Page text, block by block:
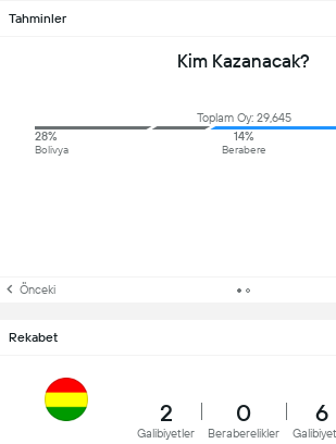
Tahminler
Kim Kazanacak?
Toplam Oy: 29,645
28%
Bolivya
14%
Berabere
Önceki
Rekabet
2
Galibiyetler
0
Beraberelikler
6